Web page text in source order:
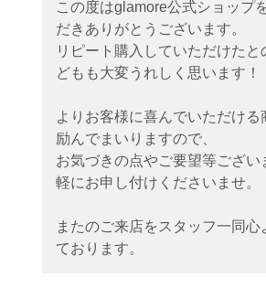
この度はglamore公式ショップ
だきありがとうございます。
リピート購入していただけたと
どもも大変うれしく思います！
よりお客様に喜んでいただける
励んでまいりますので、
お気づきの点やご要望等ござい
軽にお申し付けくださいませ。
またのご来店をスタッフ一同心
ております。